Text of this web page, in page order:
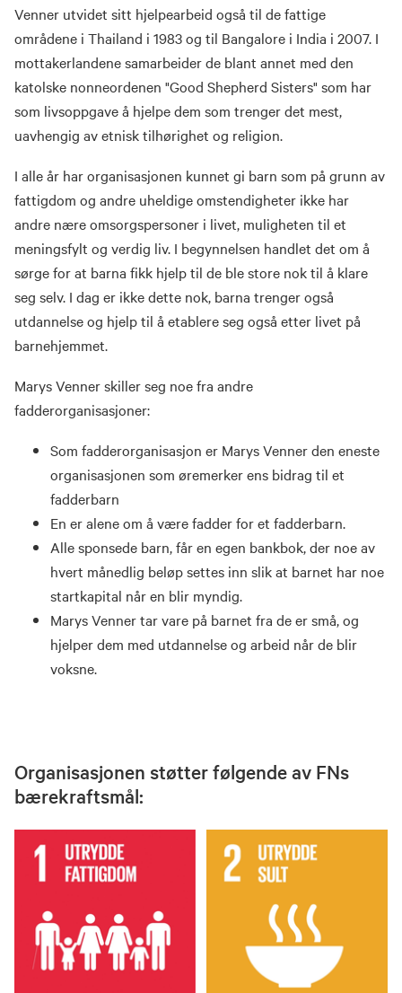
Venner utvidet sitt hjelpearbeid også til de fattige
områdene i Thailand i 1983 og til Bangalore i India i 2007. I
mottakerlandene samarbeider de blant annet med den
katolske nonneordenen "Good Shepherd Sisters" som har
som livsoppgave å hjelpe dem som trenger det mest,
uavhengig av etnisk tilhørighet og religion.
I alle år har organisasjonen kunnet gi barn som på grunn av
fattigdom og andre uheldige omstendigheter ikke har
andre nære omsorgspersoner i livet, muligheten til et
meningsfylt og verdig liv. I begynnelsen handlet det om å
sørge for at barna fikk hjelp til de ble store nok til å klare
seg selv. I dag er ikke dette nok, barna trenger også
utdannelse og hjelp til å etablere seg også etter livet på
barnehjemmet.
Marys Venner skiller seg noe fra andre
fadderorganisasjoner:
Som fadderorganisasjon er Marys Venner den eneste
organisasjonen som øremerker ens bidrag til et
fadderbarn
En er alene om å være fadder for et fadderbarn.
Alle sponsede barn, får en egen bankbok, der noe av
hvert månedlig beløp settes inn slik at barnet har noe
startkapital når en blir myndig.
Marys Venner tar vare på barnet fra de er små, og
hjelper dem med utdannelse og arbeid når de blir
voksne.
Organisasjonen støtter følgende av FNs
bærekraftsmål: